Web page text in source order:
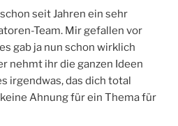
seit Jahren ein sehr
Team. Mir gefallen vor
gab ja nun schon wirklich
nehmt ihr die ganzen Ideen
irgendwas, das dich total
Ahnung für ein Thema für